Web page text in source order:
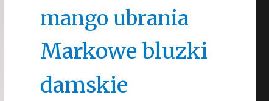
mango ubrania
Markowe bluzki
damskie